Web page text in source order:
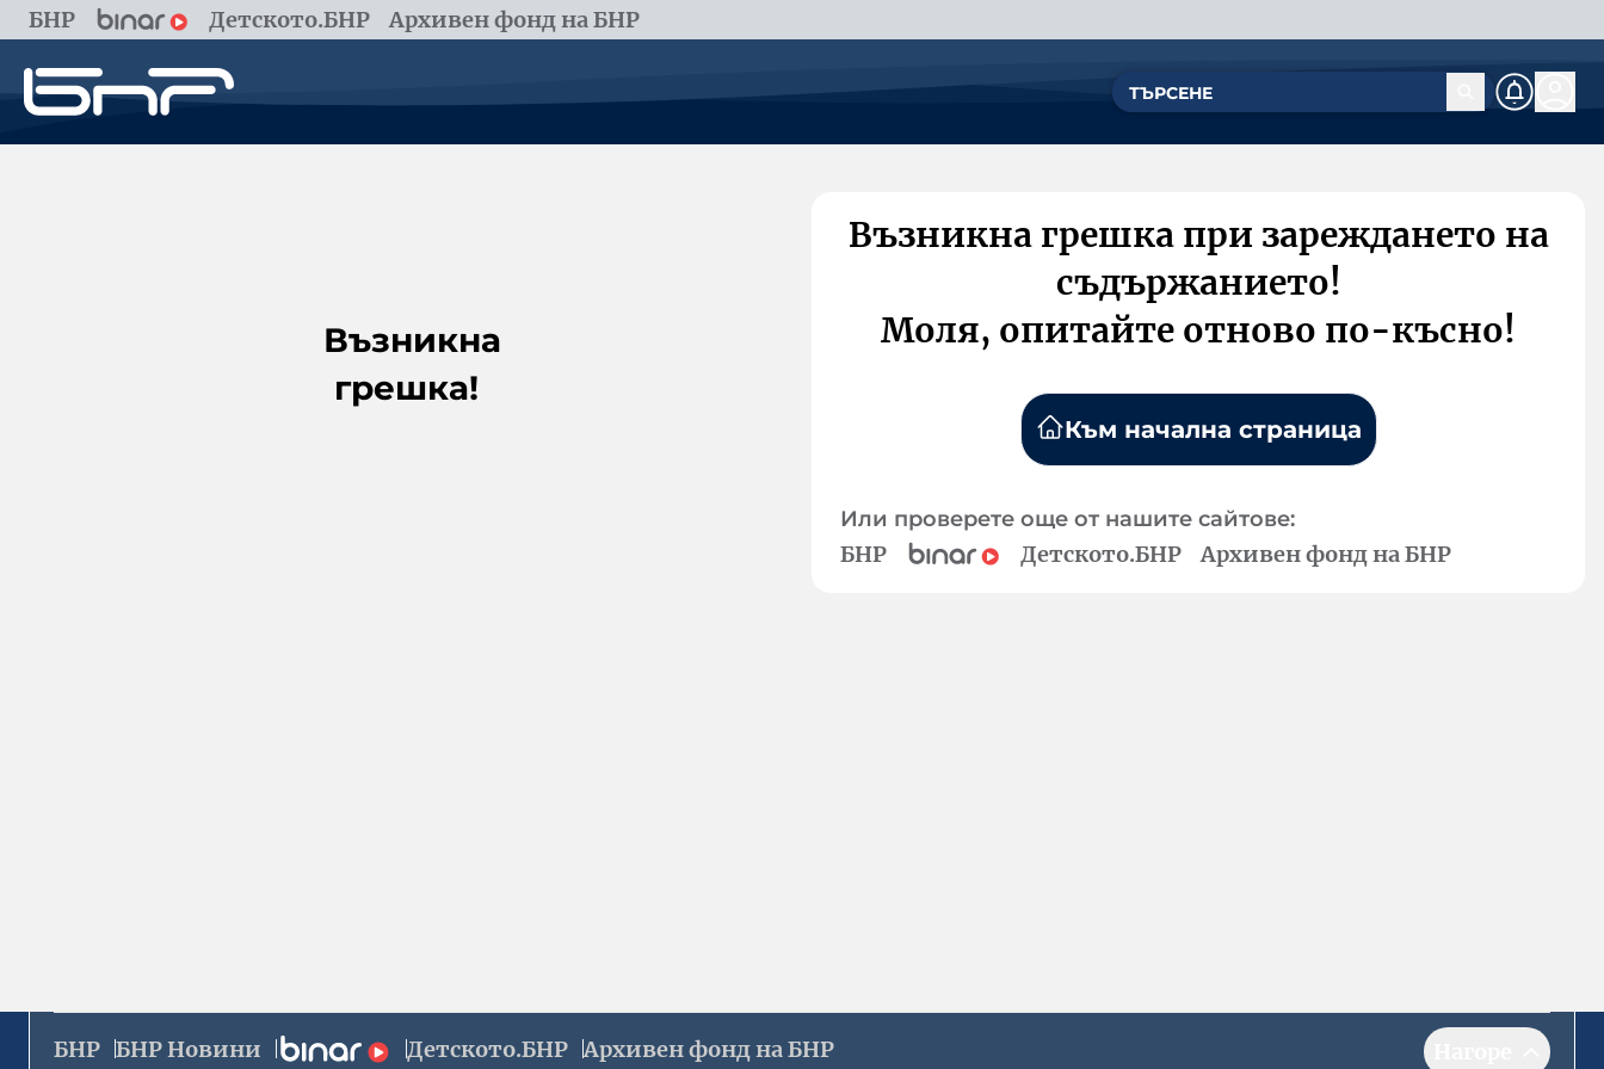
БНР Детското.БНР Архивен фонд на БНР
Възникна
грешка!
Възникна грешка при зареждането на
съдържанието!
Моля, опитайте отново по-късно!
Към начална страница
Или проверете още от нашите сайтове:
БНР Детското.БНР Архивен фонд на БНР
БНР БНР Новини Детското.БНР Архивен фонд на БНР